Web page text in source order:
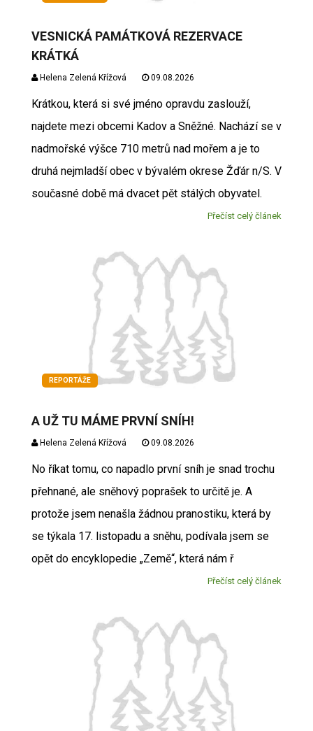
VESNICKÁ PAMÁTKOVÁ REZERVACE
KRÁTKÁ
Helena Zelená Křížová 09.08.2026
Krátkou, která si své jméno opravdu zaslouží,
najdete mezi obcemi Kadov a Sněžné. Nachází se v
nadmořské výšce 710 metrů nad mořem a je to
druhá nejmladší obec v bývalém okrese Žďár n/S. V
současné době má dvacet pět stálých obyvatel.
Přečíst celý článek
REPORTÁŽE
A UŽ TU MÁME PRVNÍ SNÍH!
Helena Zelená Křížová 09.08.2026
No říkat tomu, co napadlo první sníh je snad trochu
přehnané, ale sněhový poprašek to určitě je. A
protože jsem nenašla žádnou pranostiku, která by
se týkala 17. listopadu a sněhu, podívala jsem se
opět do encyklopedie „Země“, která nám ř
Přečíst celý článek